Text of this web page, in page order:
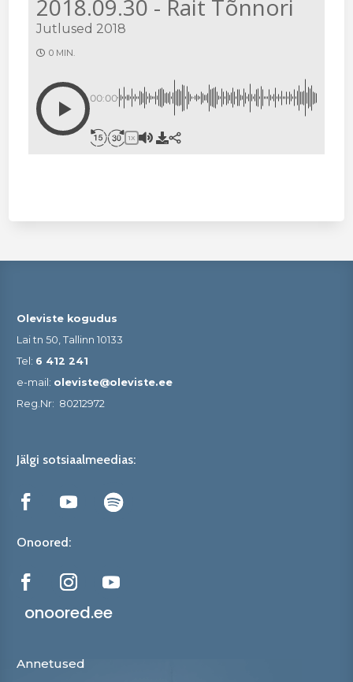
2018.09.30 - Rait Tõnnori
Jutlused 2018
0 MIN.
00:00
1X
Oleviste kogudus
Lai tn 50, Tallinn 10133
Tel: 6 412 241
e-mail: oleviste@oleviste.ee
Reg.Nr: 80212972
Jälgi sotsiaalmeedias:
Onoored:
onoored.ee
Annetused